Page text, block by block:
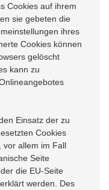
Cookies auf ihrem
sie gebeten die
ihres
Cookies können
gelöscht
kann zu
Einsatz der zu
Cookies
vor allem im Fall
Seite
die EU-Seite
erklärt werden. Des